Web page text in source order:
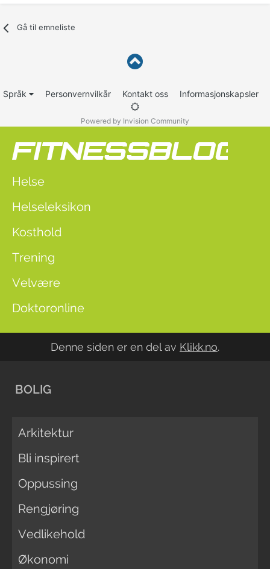
Gå til emneliste
Språk Personvernvilkår Kontakt oss Informasjonskapsler
Powered by Invision Community
Helse
Helseleksikon
Kosthold
Trening
Velvære
Doktoronline
Denne siden er en del av Klikk.no.
BOLIG
Arkitektur
Bli inspirert
Oppussing
Rengjøring
Vedlikehold
Økonomi